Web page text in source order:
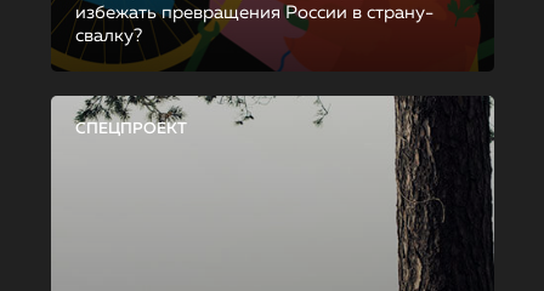
избежать превращения России в страну-
свалку?
СПЕЦПРОЕКТ